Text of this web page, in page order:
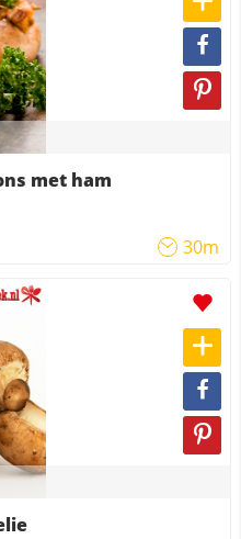
met ham
30m